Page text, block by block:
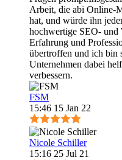
Arbeit, die abi Online-
hat, und würde ihn
hochwertige SEO- und
Erfahrung und
übertroffen und ich bin
Unternehmen dabei
verbessern.
FSM
15:46 15 Jan 22
Nicole Schiller
15:16 25 Jul 21